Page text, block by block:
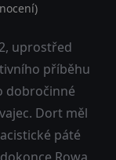
uprostřed
příběhu
dobročinné
Dort měl
páté